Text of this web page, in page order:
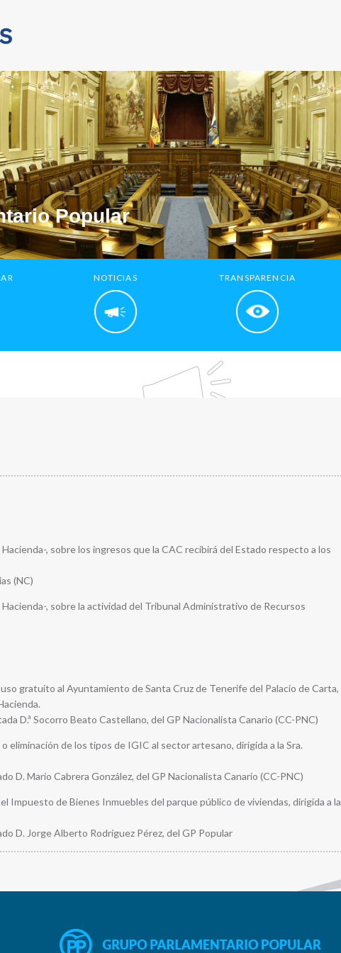
Popular
NOTICIAS TRANSPARENCIA
, sobre los ingresos que la CAC recibirá del Estado respecto a los
(NC)
, sobre la actividad del Tribunal Administrativo de Recursos
gratuito al Ayuntamiento de Santa Cruz de Tenerife del Palacio de Carta,
D.ª Socorro Beato Castellano, del GP Nacionalista Canario (CC-PNC)
eliminación de los tipos de IGIC al sector artesano, dirigida a la Sra.
D. Mario Cabrera González, del GP Nacionalista Canario (CC-PNC)
Impuesto de Bienes Inmuebles del parque público de viviendas, dirigida a la
D. Jorge Alberto Rodríguez Pérez, del GP Popular